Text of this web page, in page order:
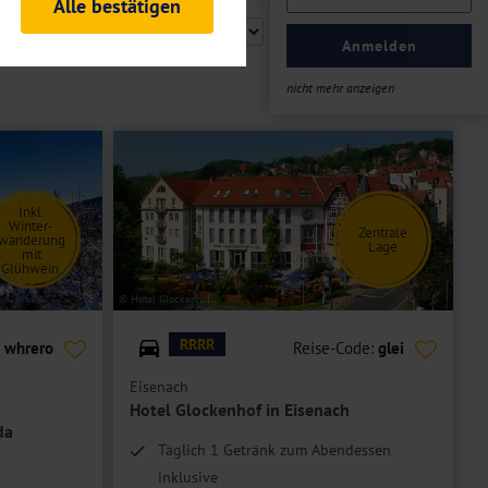
Anmelden
nicht mehr anzeigen
Inkl.
Winter-
mit
Glühwein
whrero
© Hotel Glockenhof
Zentrale
Lage
RRRR Reise-Code: glei
Eisenach
Hotel Glockenhof in Eisenach
Täglich 1 Getränk zum Abendessen
inklusive
Auftritts ermitteln und
es zu einer Drittlands
Daten finden Sie in unseren
Alle bestätigen